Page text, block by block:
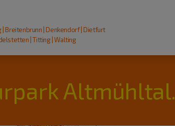
Breitenbrunn | Denkendorf | Dietfurt
| Titting | Walting
Altmühltal.